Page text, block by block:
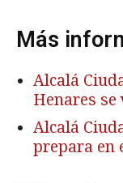
Más
Alcalá
Henares
Alcalá
prepara en